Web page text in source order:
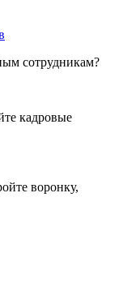
сотрудникам?
кадровые
воронку,